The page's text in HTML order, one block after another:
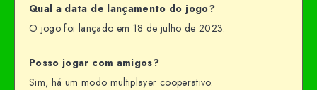
Qual a data de lançamento do jogo?
O jogo foi lançado em 18 de julho de 2023.
Posso jogar com amigos?
Sim, há um modo multiplayer cooperativo.